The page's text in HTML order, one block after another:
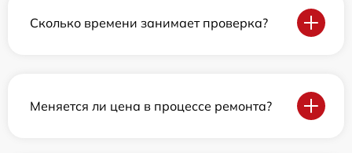
Сколько времени занимает проверка?
Меняется ли цена в процессе ремонта?